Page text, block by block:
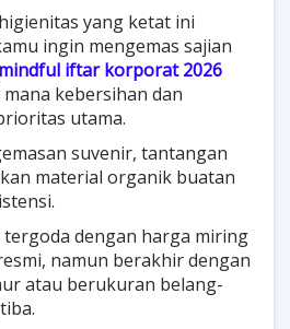
yang ketat ini
ingin mengemas sajian
iftar korporat 2026
mana kebersihan dan
utama.
suvenir, tantangan
material organik buatan
dengan harga miring
namun berakhir dengan
atau berukuran belang-